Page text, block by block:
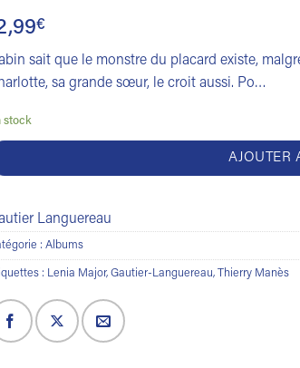
€
sait que le monstre du placard existe,
sa grande sœur, le croit aussi. Po…
stock
AJOUTER
Languereau
: Albums
: Lenia Major, Gautier-Languereau, Thierry Manès